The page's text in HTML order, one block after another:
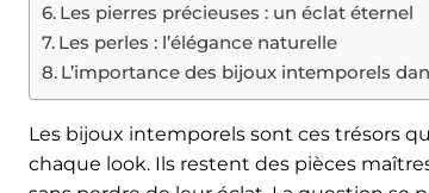
Les pierres précieuses : un éclat éternel
Les perles : l’élégance naturelle
L’importance des bijoux intemporels
Les bijoux intemporels sont ces trésors
chaque look. Ils restent des pièces